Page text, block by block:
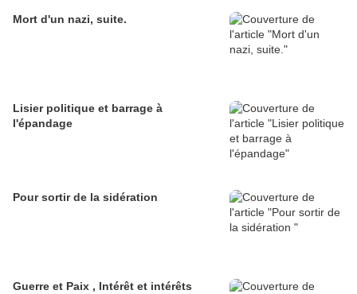
Mort d'un nazi, suite.
Lisier politique et barrage à
l'épandage
Pour sortir de la sidération
Guerre et Paix , Intérêt et intérêts